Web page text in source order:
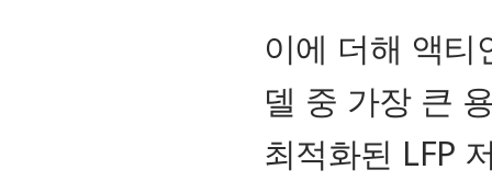
이에 더해 액
델 중 가장 큰
최적화된 LFP